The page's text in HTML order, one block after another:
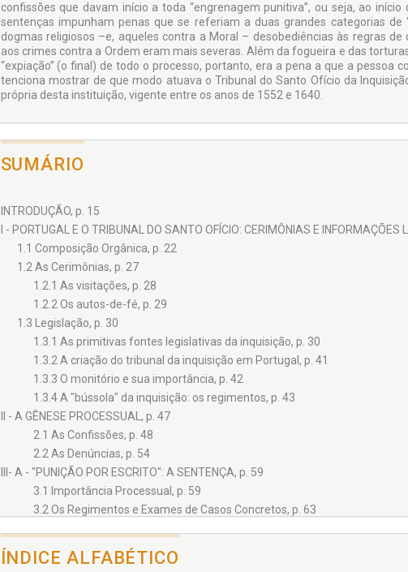
confissões que davam início a toda “engrenagem punitiva”, ou seja, ao
sentenças impunham penas que se referiam a duas grandes categorias de
dogmas religiosos –e, aqueles contra a Moral – desobediências às regras
aos crimes contra a Ordem eram mais severas. Além da fogueira e das
“expiação” (o final) de todo o processo, portanto, era a pena a que a pessoa
tenciona mostrar de que modo atuava o Tribunal do Santo Ofício da
própria desta instituição, vigente entre os anos de 1552 e 1640.
SUMÁRIO
INTRODUÇÃO, p. 15
I - PORTUGAL E O TRIBUNAL DO SANTO OFÍCIO: CERIMÔNIAS E INFORMAÇÕES
1.1 Composição Orgânica, p. 22
1.2 As Cerimônias, p. 27
1.2.1 As visitações, p. 28
1.2.2 Os autos-de-fé, p. 29
1.3 Legislação, p. 30
1.3.1 As primitivas fontes legislativas da inquisição, p. 30
1.3.2 A criação do tribunal da inquisição em Portugal, p. 41
1.3.3 O monitório e sua importância, p. 42
1.3.4 A "bússola" da inquisição: os regimentos, p. 43
II - A GÊNESE PROCESSUAL, p. 47
2.1 As Confissões, p. 48
2.2 As Denúncias, p. 54
III- A - "PUNIÇÃO POR ESCRITO": A SENTENÇA, p. 59
3.1 Importância Processual, p. 59
3.2 Os Regimentos e Exames de Casos Concretos, p. 63
4.1 Crimes Contra a Ordem, p. 69
4.2 Crimes Contra a Moral, p. 77
ÍNDICE ALFABÉTICO